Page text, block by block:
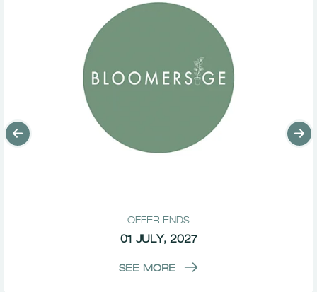
OFFER ENDS
01 JULY, 2027
SEE MORE